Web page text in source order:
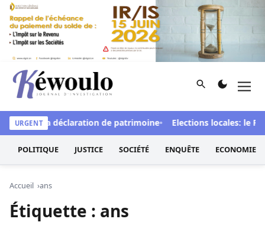
Aller au contenu
Kéwoulo, le premier site d'information et d'investigation
Rechercher
URGENT
et de la déclaration de patrimoine Elections locales: le
POLITIQUE JUSTICE SOCIÉTÉ ENQUÊTE ECONOMIE
Accueil ans
Étiquette : ans